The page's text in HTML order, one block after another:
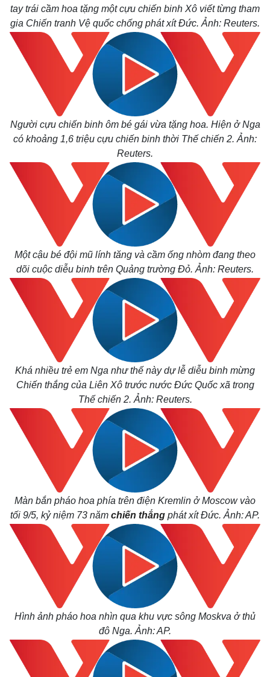
Pháp luật
Vụ án
Tin nóng
Tư vấn luật
Quân sự - Quốc
Vũ khí
Việt Nam
Phân tích
tay trái cầm hoa tặng một cựu chiến binh Xô viết từng tham
gia Chiến tranh Vệ quốc chống phát xít Đức. Ảnh: Reuters.
Người cựu chiến binh ôm bé gái vừa tặng hoa. Hiện ở Nga
có khoảng 1,6 triệu cựu chiến binh thời Thế chiến 2. Ảnh:
Reuters.
Một cậu bé đội mũ lính tăng và cầm ống nhòm đang theo
dõi cuộc diễu binh trên Quảng trường Đỏ. Ảnh: Reuters.
Khá nhiều trẻ em Nga như thế này dự lễ diễu binh mừng
Chiến thắng của Liên Xô trước nước Đức Quốc xã trong
Thế chiến 2. Ảnh: Reuters.
Màn bắn pháo hoa phía trên điện Kremlin ở Moscow vào
tối 9/5, kỷ niệm 73 năm chiến thắng phát xít Đức. Ảnh: AP.
Hình ảnh pháo hoa nhìn qua khu vực sông Moskva ở thủ
đô Nga. Ảnh: AP.